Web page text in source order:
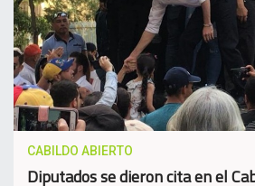
CABILDO ABIERTO
Diputados se dieron cita en el